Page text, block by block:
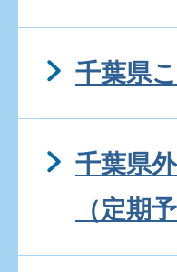
千葉県
千葉県
（定期